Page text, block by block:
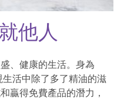
他人
、健康的生活。身為
活中除了多了精油的滋
贏得免費產品的潛力，